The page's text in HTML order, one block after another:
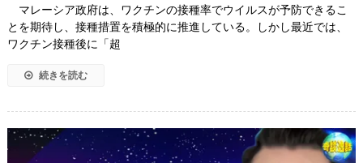
マレーシア政府は、ワクチンの接種率でウイルスが予防できるこ
とを期待し、接種措置を積極的に推進している。しかし最近では、
ワクチン接種後に「超
続きを読む